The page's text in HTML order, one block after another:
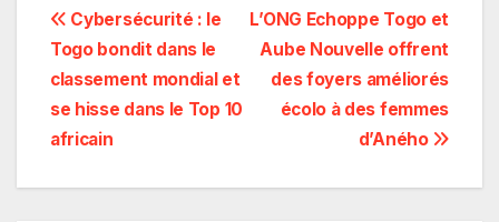
Navigation
de
l’article
L’ONG Echoppe Togo et
Aube Nouvelle offrent
des foyers améliorés
écolo à des femmes
d’Aného
Cybersécurité : le
Togo bondit dans le
classement mondial et
se hisse dans le Top 10
africain